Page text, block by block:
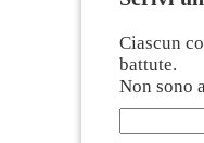
Ciascun
battute.
Non sono